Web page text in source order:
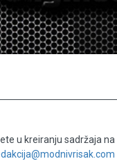
u kreiranju sadržaja